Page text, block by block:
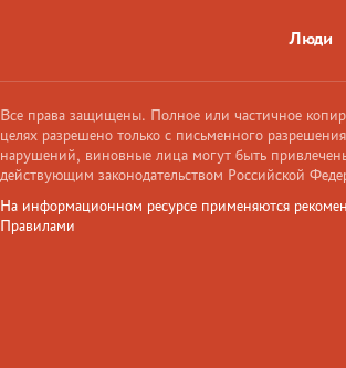
Люди
Все права защищены. Полное или частичное
целях разрешено только с письменного
нарушений, виновные лица могут быть
действующим законодательством Российской
На информационном ресурсе применяются
Правилами